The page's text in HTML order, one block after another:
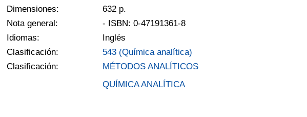
Dimensiones:
632 p.
Nota general:
- ISBN: 0-47191361-8
Idiomas:
Inglés
Clasificación:
543 (Química analítica)
Clasificación:
MÉTODOS ANALÍTICOS
QUÍMICA ANALÍTICA